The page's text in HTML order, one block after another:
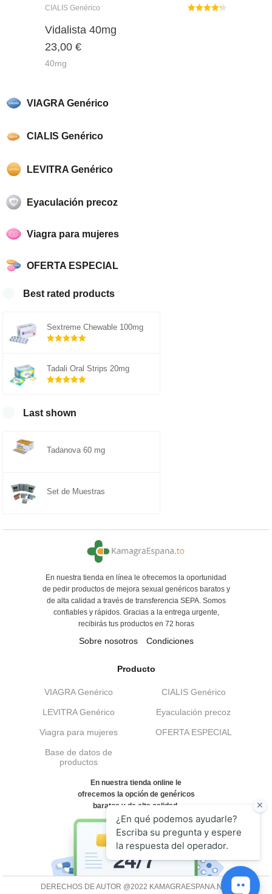
VIAGRA Genérico
CIALIS Genérico
LEVITRA Genérico
Eyaculación precoz
Viagra para mujeres
OFERTA ESPECIAL
Best rated products
Sextreme Chewable 100mg
5
Tadali Oral Strips 20mg
Last shown
Tadanova 60 mg
Set de Muestras
CIALIS Genérico
Vidalista 40mg
23,00 €
40mg
En nuestra tienda en línea le ofrecemos la oportunidad
de pedir productos de mejora sexual genéricos baratos y
de alta calidad a través de transferencia SEPA. Somos
confiables y rápidos. Gracias a la entrega urgente,
recibirás tus productos en 72 horas
Sobre nosotros Condiciones
Producto
VIAGRA Genérico CIALIS Genérico
LEVITRA Genérico Eyaculación precoz
Viagra para mujeres OFERTA ESPECIAL
Base de datos de
productos
En nuestra tienda online le
ofrecemos la opción de genéricos
baratos y de alta calidad.
DERECHOS DE AUTOR @2022 KAMAGRAESPANA.NET